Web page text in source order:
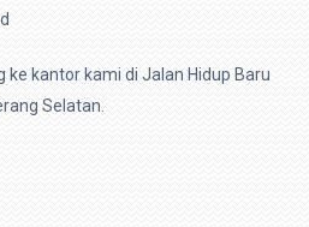
ke kantor kami di Jalan Hidup Baru
Selatan.